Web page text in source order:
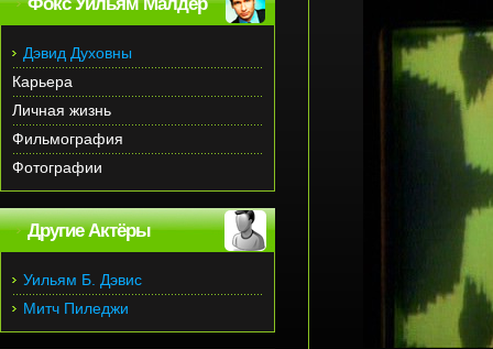
Дэвид Духовны
Карьера
Личная жизнь
Фильмография
Фотографии
Другие Актёры
Уильям Б. Дэвис
Митч Пиледжи